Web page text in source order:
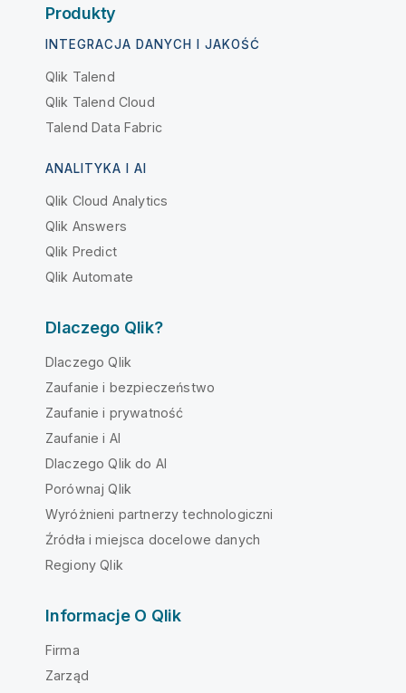
Produkty
INTEGRACJA DANYCH I JAKOŚĆ
Qlik Talend
Qlik Talend Cloud
Talend Data Fabric
ANALITYKA I AI
Qlik Cloud Analytics
Qlik Answers
Qlik Predict
Qlik Automate
Dlaczego Qlik?
Dlaczego Qlik
Zaufanie i bezpieczeństwo
Zaufanie i prywatność
Zaufanie i AI
Dlaczego Qlik do AI
Porównaj Qlik
Wyróżnieni partnerzy technologiczni
Źródła i miejsca docelowe danych
Regiony Qlik
Informacje O Qlik
Firma
Zarząd